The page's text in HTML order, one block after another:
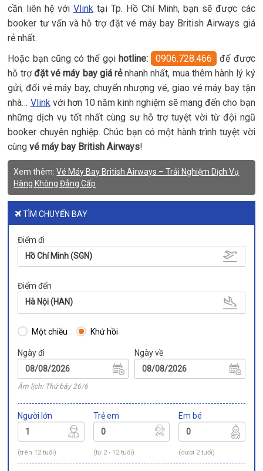
cần liên hệ với Vlinktại Tp. Hồ Chí Minh, bạn sẽ được các
booker tư vấn và hỗ trợ đặt vé máy bay British Airways giá
rẻ nhất.
Hoặc bạn cũng có thể gọi hotline: 0906.728.466
để được
hỗ trợđặt vé máy bay giá rẻnhanh nhất, mua thêm hành lý ký
gửi, đổi vé máy bay, chuyển nhượng vé, giao vé máy bay tận
nhà… Vlinkvới hơn 10 năm kinh nghiệm sẽ mang đến cho bạn
những dịch vụ tốt nhất cùng sự hỗ trợ tuyệt vời từ đội ngũ
booker chuyên nghiệp. Chúc bạn có một hành trình tuyệt vời
cùngvé máy bay British Airways!
Xem thêm:Vé Máy Bay British Airways – Trải Nghiệm Dịch Vụ
Hàng Không Đẳng Cấp
TÌM CHUYẾN BAY
Điểm đi
Hồ Chí Minh (SGN)
Điểm đến
Hà Nội (HAN)
Một chiều Khứ hồi
Ngày đi
Âm lịch: Thứ bảy 26/6
Ngày về
Người lớn
(trên 12 tuổi)
Trẻ em
(từ 2 - 12 tuổi)
Em bé
(dưới 2 tuổi)